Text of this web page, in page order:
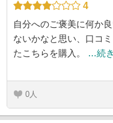
4
自分へのご褒美に何か
ないかなと思い、口コ
たこちらを購入。
…続
0